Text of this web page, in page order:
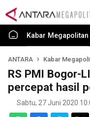
Kabar Megapolitan
ANTARA Kabar
RS PMI Bogor-
percepat hasil
Sabtu, 27 Juni 2020